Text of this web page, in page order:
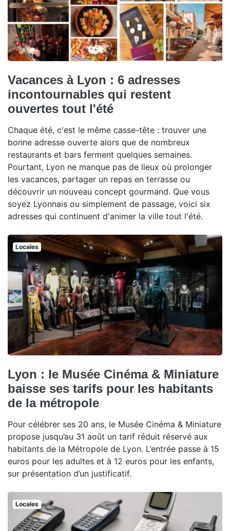
Vacances à Lyon : 6 adresses
incontournables qui restent
ouvertes tout l'été
Chaque été, c'est le même casse-tête : trouver une
bonne adresse ouverte alors que de nombreux
restaurants et bars ferment quelques semaines.
Pourtant, Lyon ne manque pas de lieux où prolonger
les vacances, partager un repas en terrasse ou
découvrir un nouveau concept gourmand. Que vous
soyez Lyonnais ou simplement de passage, voici six
adresses qui continuent d'animer la ville tout l'été.
Locales
Lyon : le Musée Cinéma & Miniature
baisse ses tarifs pour les habitants
de la métropole
Pour célébrer ses 20 ans, le Musée Cinéma & Miniature
propose jusqu’au 31 août un tarif réduit réservé aux
habitants de la Métropole de Lyon. L’entrée passe à 15
euros pour les adultes et à 12 euros pour les enfants,
sur présentation d’un justificatif.
Locales